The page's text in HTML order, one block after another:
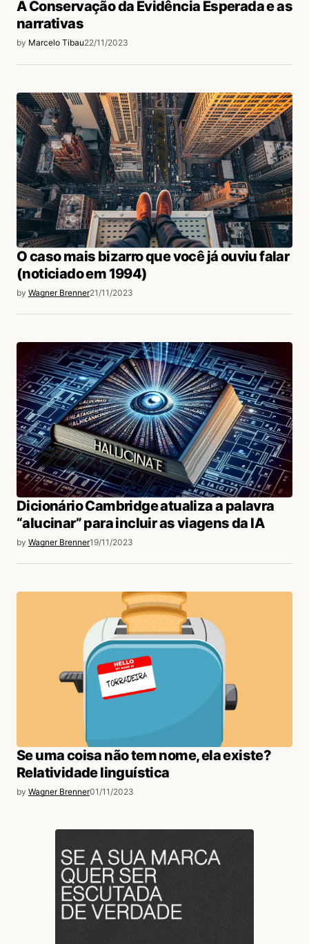
A Conservação da Evidência Esperada e as
narrativas
by Marcelo Tibau22/11/2023
O caso mais bizarro que você já ouviu falar
(noticiado em 1994)
by Wagner Brenner21/11/2023
Dicionário Cambridge atualiza a palavra
“alucinar” para incluir as viagens da IA
by Wagner Brenner19/11/2023
Se uma coisa não tem nome, ela existe?
Relatividade linguística
by Wagner Brenner01/11/2023